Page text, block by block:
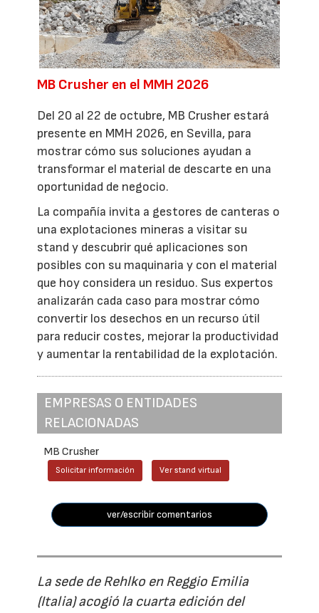
MB Crusher en el MMH 2026
Del 20 al 22 de octubre, MB Crusher estará
presente en MMH 2026, en Sevilla, para
mostrar cómo sus soluciones ayudan a
transformar el material de descarte en una
oportunidad de negocio.
La compañía invita a gestores de canteras o
una explotaciones mineras a visitar su
stand y descubrir qué aplicaciones son
posibles con su maquinaria y con el material
que hoy considera un residuo. Sus expertos
analizarán cada caso para mostrar cómo
convertir los desechos en un recurso útil
para reducir costes, mejorar la productividad
y aumentar la rentabilidad de la explotación.
EMPRESAS O ENTIDADES
RELACIONADAS
MB Crusher
Solicitar información Ver stand virtual
ver/escribir comentarios
La sede de Rehlko en Reggio Emilia
(Italia) acogió la cuarta edición del